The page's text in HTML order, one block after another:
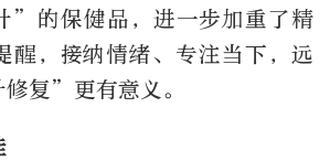
”的保健品，进一步加重了精
醒，接纳情绪、专注当下，远
复”更有意义。